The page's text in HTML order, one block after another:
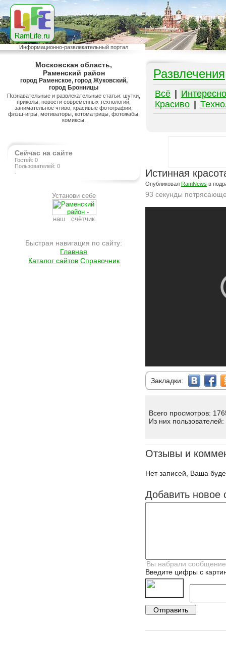
Информационно-развлекательный портал
Московская область,
Раменский район
город Раменское, город Жуковский,
город Бронницы
Познавательные и развлекательные статьи: шутки,
приколы, новости современных технологий,
занимательное чтиво, красивые фотографии,
флэш-игры, мотиваторы, котоматрицы, фотожабы,
комиксы.
Сейчас на сайте
Гостей: 0
Пользователей: 0
Установи себе
наш счётчик
Быстрая навигация по сайту:
Главная
Каталог сайтов Справочник
Развлечения
Всё
Интересно
Красиво
Истинная
Опубликовал RamNews в
93 секунды
Закладки:
Всего просмотров:
Из них пользователей:
Отзывы и
Нет записей, Ваша
Добавить новое
Введите цифры с